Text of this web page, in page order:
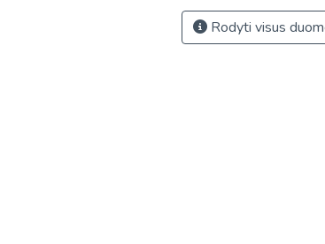
Rodyti visus